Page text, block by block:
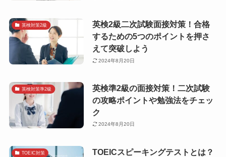
英検対策2級
英検2級二次試験面接対策！合格
するための5つのポイントを押さ
えて突破しよう
2024年8月20日
英検対策準2級
英検準2級の面接対策！二次試験
の攻略ポイントや勉強法をチェッ
ク
2024年8月20日
TOEIC対策
TOEICスピーキングテストとは？